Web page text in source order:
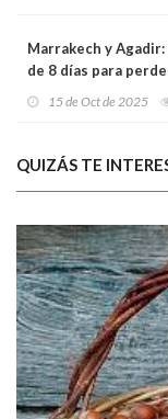
Marrakech y Agadir:
de 8 días para
15 de Oct de 2025
QUIZÁS TE